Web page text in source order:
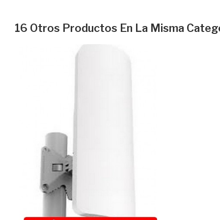
16 Otros Productos En La Misma